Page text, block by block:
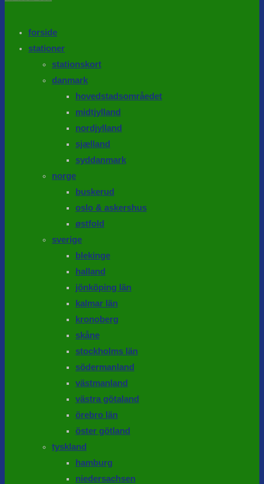
forside
stationer
stationskort
danmark
hovedstadsområedet
midtjylland
nordjylland
sjælland
syddanmark
norge
buskerud
oslo & askershus
østfold
sverige
blekinge
halland
jönköping län
kalmar län
kronoberg
skåne
stockholms län
södermanland
västmanland
västra götaland
örebro län
öster götland
tyskland
hamburg
niedersachsen